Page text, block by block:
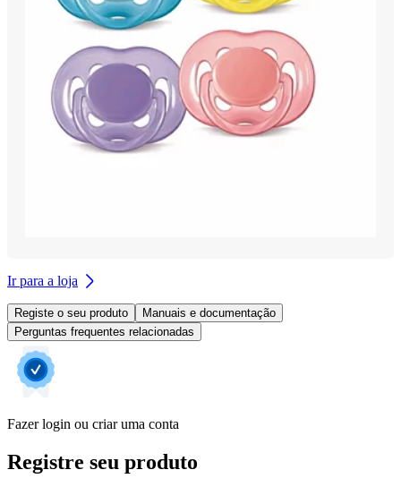
Ir para a loja
Registe o seu produto
Manuais e documentação
Perguntas frequentes relacionadas
Fazer login ou criar uma conta
Registre seu produto